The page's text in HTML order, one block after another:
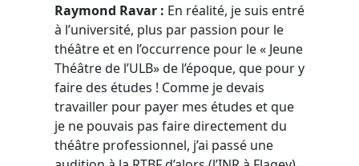
Raymond Ravar : En réalité, je suis entré
à l’université, plus par passion pour le
théâtre et en l’occurrence pour le « Jeune
Théâtre de l’ULB» de l’époque, que pour y
faire des études ! Comme je devais
travailler pour payer mes études et que
je ne pouvais pas faire directement du
théâtre professionnel, j’ai passé une